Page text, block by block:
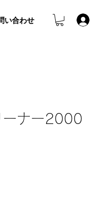
い合わせ
ーナー2000